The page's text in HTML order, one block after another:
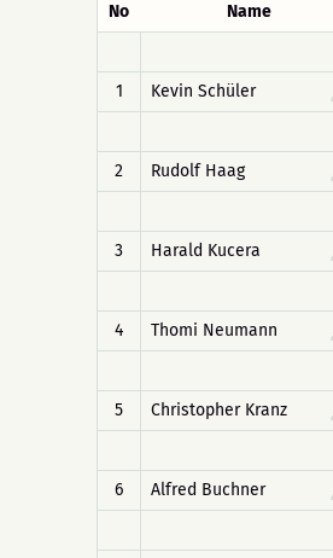
No Name
1
Kevin Schüler
2
Rudolf Haag
3
Harald Kucera
4
Thomi Neumann
5
Christopher Kranz
6
Alfred Buchner